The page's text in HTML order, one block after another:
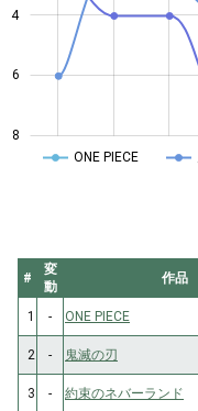
4
4
6
8
ONE PIECE
#
変
動
作品
1 - ONE PIECE
2
- 鬼滅の刃
3
- 約束のネバーランド